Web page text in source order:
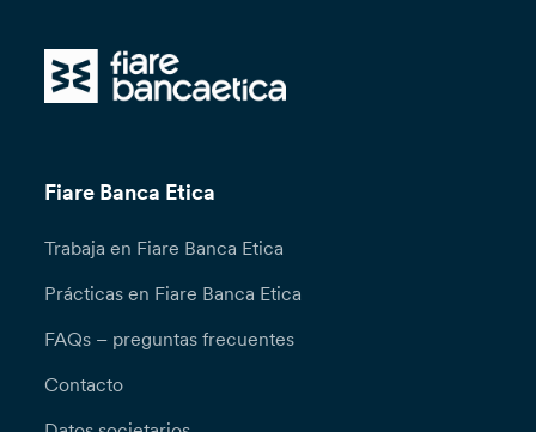
Fiare Banca Etica
Trabaja en Fiare Banca Etica
Prácticas en Fiare Banca Etica
FAQs – preguntas frecuentes
Contacto